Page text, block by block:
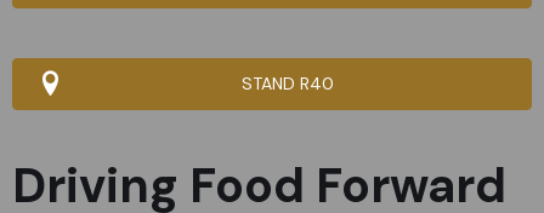
STAND R40
Driving Food Forward